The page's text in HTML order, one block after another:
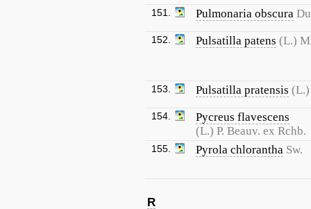
151. Pulmonaria obscura
152. Pulsatilla patens (L.)
153. Pulsatilla pratensis
154.
Pycreus flavescens
(L.) P. Beauv. ex Rchb.
155. Pyrola chlorantha Sw.
R